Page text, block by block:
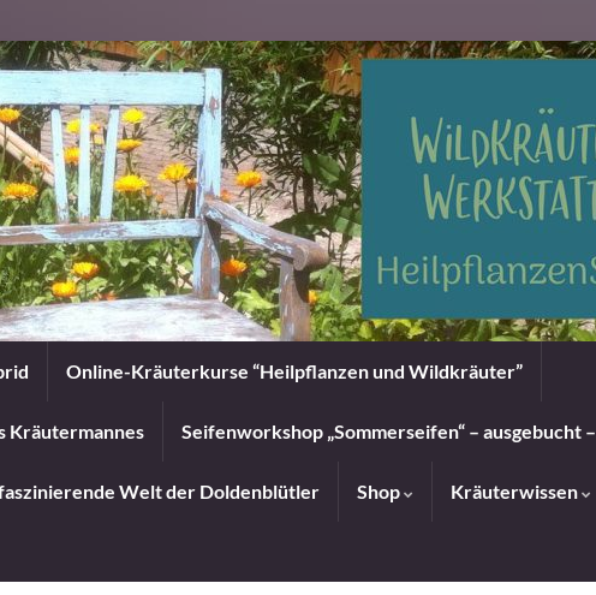
Online-Kräuterkurse “Heilpflanzen und Wildkräuter”
Kräutermannes Seifenworkshop „Sommerseifen“ – ausgebucht –
Welt der Doldenblütler Shop Kräuterwissen